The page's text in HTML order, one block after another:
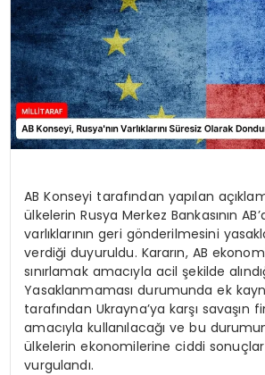
AB Konseyi tarafından yapılan
ülkelerin Rusya Merkez Bankasının
varlıklarının geri gönderilmesini
verdiği duyuruldu. Kararın, AB
sınırlamak amacıyla acil şekilde
Yasaklanmaması durumunda ek
tarafından Ukrayna’ya karşı savaşın
amacıyla kullanılacağı ve bu
ülkelerin ekonomilerine ciddi
vurgulandı.